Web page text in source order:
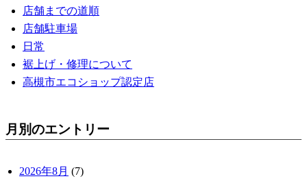
店舗までの道順
店舗駐車場
日常
裾上げ・修理について
高槻市エコショップ認定店
月別のエントリー
2026年8月 (7)